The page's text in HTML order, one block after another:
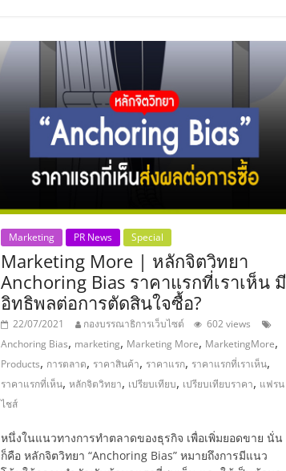
Marketing PR News Special
Marketing More | หลักจิตวิทยา
Anchoring Bias ราคาแรกที่เราเห็น มี
อิทธิพลต่อการตัดสินใจซื้อ?
22/07/2021 กองบรรณาธิการเว็บไซต์
602 views
Anchoring Bias, marketing, Marketing More, MarketingMore,
Products, การตลาด, ราคาสินค้า, ราคาแรก, ราคาแรกที่เราเห็น,
ราคาแรกที่เห็น,หลักจิตวิทยา, เปรียบเทียบ, เปรียบเทียบราคา, แฟรน
ไชส์
หนึ่งในแนวทางการทำตลาดของธุรกิจ เพื่อเพิ่มยอดขาย นั่น
ก็คือ หลักจิตวิทยา “Anchoring Bias” หมายถึงการมีแนว